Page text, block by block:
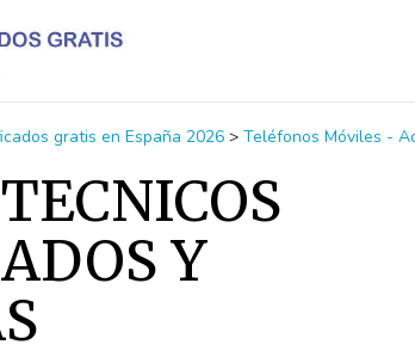
gratis en España 2026 > Teléfonos Móviles -
Y